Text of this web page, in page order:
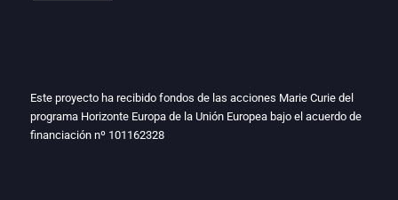
Este proyecto ha recibido fondos de las acciones Marie Curie del
programa Horizonte Europa de la Unión Europea bajo el acuerdo de
financiación nº 101162328